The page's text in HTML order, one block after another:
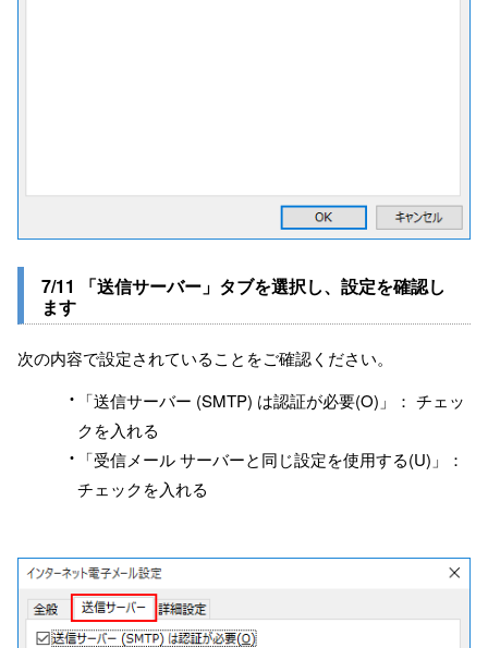
7/11 「送信サーバー」タブを選択し、設定を確認し
ます
次の内容で設定されていることをご確認ください。
「送信サーバー (SMTP) は認証が必要(O)」： チェッ
クを入れる
「受信メール サーバーと同じ設定を使用する(U)」：
チェックを入れる